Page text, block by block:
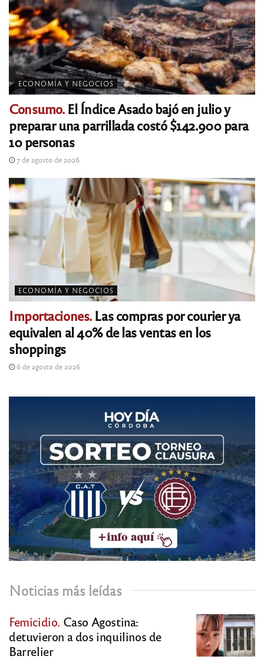
ECONOMÍA Y NEGOCIOS
Consumo.El Índice Asado bajó en julio y
preparar una parrillada costó $142.900 para
10 personas
7 de agosto de 2026
ECONOMÍA Y NEGOCIOS
Importaciones.Las compras por courier ya
equivalen al 40% de las ventas en los
shoppings
6 de agosto de 2026
Noticias más leídas
Femicidio. Caso Agostina:
detuvieron a dos inquilinos de
Barrelier